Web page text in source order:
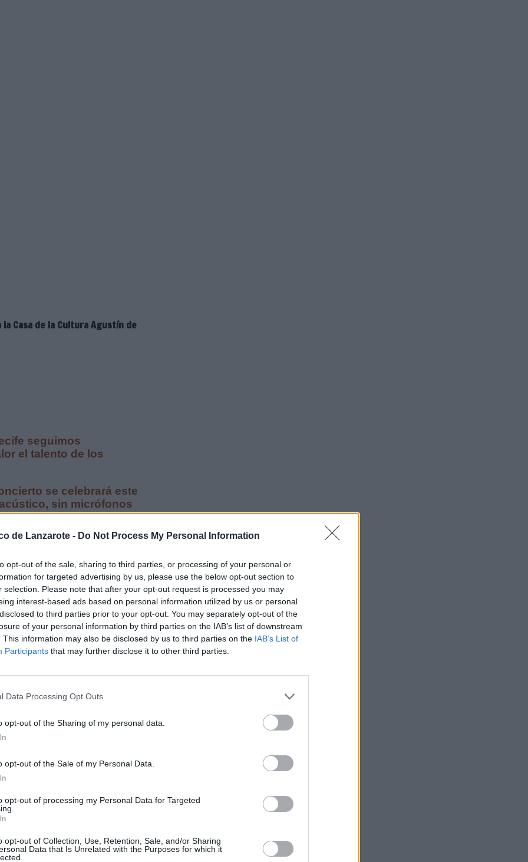
de Lanzarote - Do Not Process My Personal Information
opt-out of the sale, sharing to third parties, or processing of your personal or
for targeted advertising by us, please use the below opt-out section to
selection. Please note that after your opt-out request is processed you may
interest-based ads based on personal information utilized by us or personal
to third parties prior to your opt-out. You may separately opt-out of the
of your personal information by third parties on the IAB’s list of downstream
This information may also be disclosed by us to third parties on the IAB’s List of
Participants that may further disclose it to other third parties.
Data Processing Opt Outs
opt-out of the Sharing of my personal data.
opt-out of the Sale of my Personal Data.
opt-out of processing my Personal Data for Targeted
opt-out of Collection, Use, Retention, Sale, and/or Sharing
Data that Is Unrelated with the Purposes for which it
la Casa de la Cultura Agustín de
seguimos
el talento de los
se celebrará este
sin micrófonos
acoge a partir de las 19.30
por el lanzaroteño Ciro
representativas de la música
Pérez al requinto.
la actuación ofrecerá
micrófonos ni amplificación
y la canción de autor.
que ponga en valor el talento
quien subraya además que
entre los tres artistas y el
cantadores tradicionales, Ciro
la autenticidad y la defensa del
convertido en uno de los
isleña a numerosos
más relevantes de
de folcloristas, alcanzó gran
el que recorrió escenarios
artística también ha estado
producciones
dentro de la música
dentro del folclore